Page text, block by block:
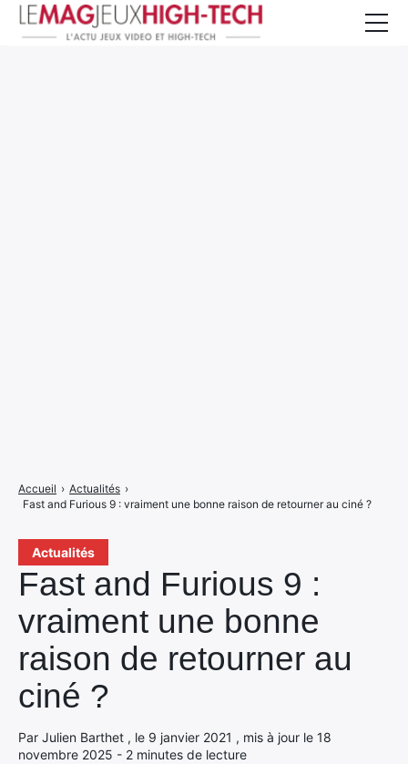
Actualités
Fast and Furious 9 :
vraiment une bonne
raison de retourner au
ciné ?
Par Julien Barthet , le 9 janvier 2021 , mis à jour le 18
novembre 2025 - 2 minutes de lecture
Accueil › Actualités ›
Fast and Furious 9 : vraiment une bonne raison de retourner au ciné ?